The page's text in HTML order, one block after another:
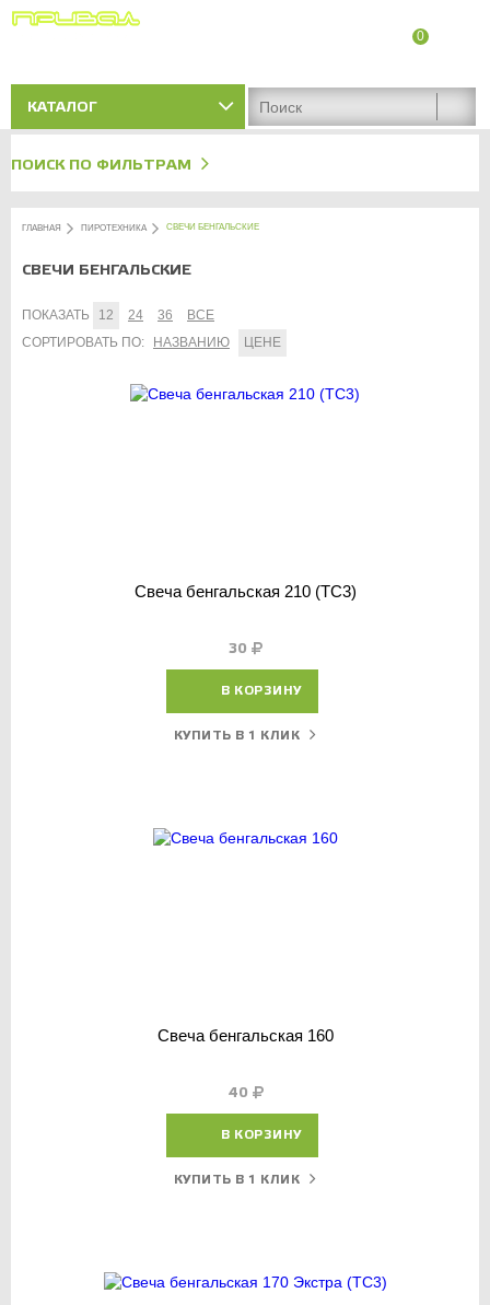
0
КАТАЛОГ
ПОИСК ПО ФИЛЬТРАМ
ГЛАВНАЯ ПИРОТЕХНИКА СВЕЧИ БЕНГАЛЬСКИЕ
СВЕЧИ БЕНГАЛЬСКИЕ
ПОКАЗАТЬ 12 24 36
ВСЕ
СОРТИРОВАТЬ ПО:
НАЗВАНИЮ ЦЕНЕ
Свеча бенгальская 210 (ТС3)
30
В КОРЗИНУ
КУПИТЬ В 1 КЛИК
Свеча бенгальская 160
40
В КОРЗИНУ
КУПИТЬ В 1 КЛИК